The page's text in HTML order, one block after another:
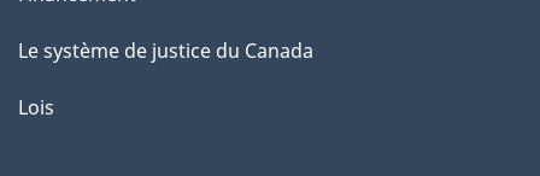
Le système de justice du Canada
Lois